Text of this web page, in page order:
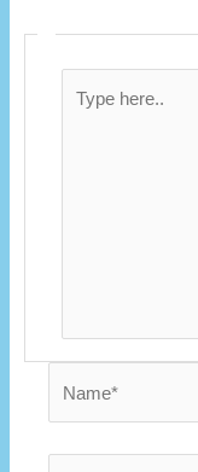
here..